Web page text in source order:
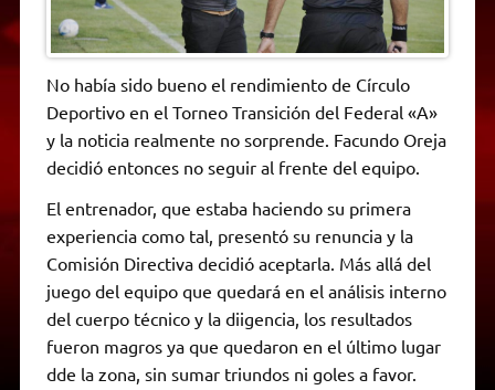
No había sido bueno el rendimiento de Círculo
Deportivo en el Torneo Transición del Federal «A»
y la noticia realmente no sorprende. Facundo Oreja
decidió entonces no seguir al frente del equipo.
El entrenador, que estaba haciendo su primera
experiencia como tal, presentó su renuncia y la
Comisión Directiva decidió aceptarla. Más allá del
juego del equipo que quedará en el análisis interno
del cuerpo técnico y la diigencia, los resultados
fueron magros ya que quedaron en el último lugar
dde la zona, sin sumar triundos ni goles a favor.